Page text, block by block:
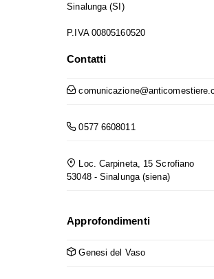
Sinalunga (SI)
P.IVA 00805160520
Contatti
0577 6608011
Loc. Carpineta, 15 Scrofiano
53048 - Sinalunga (siena)
Approfondimenti
Genesi del Vaso